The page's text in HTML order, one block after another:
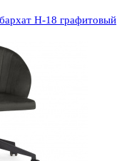
H-18 графитовый